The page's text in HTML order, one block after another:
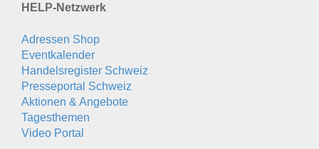
HELP-Netzwerk
Adressen Shop
Eventkalender
Handelsregister Schweiz
Presseportal Schweiz
Aktionen & Angebote
Tagesthemen
Video Portal